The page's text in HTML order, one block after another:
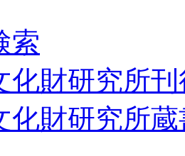
索
化財研究所
化財研究所